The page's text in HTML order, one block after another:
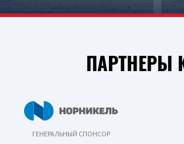
ПАРТНЕРЫ
ГЕНЕРАЛЬНЫЙ СПОНСОР